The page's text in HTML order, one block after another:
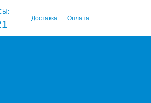
Доставка Оплата